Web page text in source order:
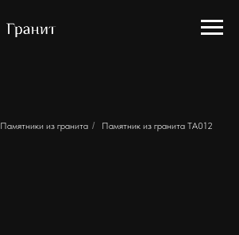
Памятники из гранита / Памятник из гранита ТА012